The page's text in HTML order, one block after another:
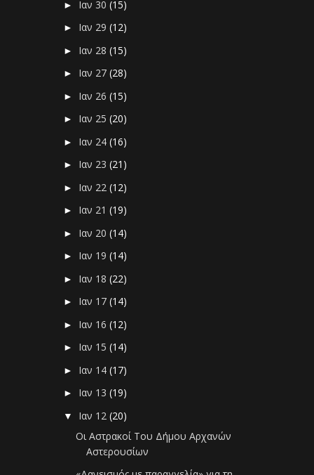
► Ιαν 30(15)
► Ιαν 29(12)
► Ιαν 28(15)
► Ιαν 27(28)
► Ιαν 26(15)
► Ιαν 25(20)
► Ιαν 24(16)
► Ιαν 23(21)
► Ιαν 22(12)
► Ιαν 21(19)
► Ιαν 20(14)
► Ιαν 19(14)
► Ιαν 18(22)
► Ιαν 17(14)
► Ιαν 16(12)
► Ιαν 15(14)
► Ιαν 14(17)
► Ιαν 13(19)
▼ Ιαν 12(20)
Οι Αστρακοί Του Δήμου Αρχανών
Αστερουσίων